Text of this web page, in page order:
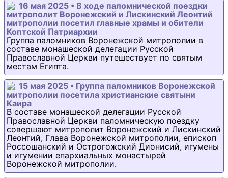
16 мая 2025 • В ходе паломнической поездки
митрополит Воронежский и Лискинский Леонтий
митрополии посетил главные храмы и обители
Коптской Патриархии
Группа паломников Воронежской митрополии в
составе монашеской делегации Русской
Православной Церкви путешествует по святым
местам Египта.
15 мая 2025 • Группа паломников Воронежской
митрополии посетила христианские святыни
Каира
В составе монашеской делегации Русской
Православной Церкви паломническую поездку
совершают митрополит Воронежский и Лискинский
Леонтий, Глава Воронежской митрополии, епископ
Россошанский и Острогожский Дионисий, игумены
и игумении епархиальных монастырей
Воронежской митрополии.